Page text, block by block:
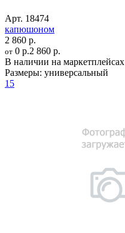
Арт. 18474
капюшоном
2 860 р.
от 0 р.2 860 р.
В наличии на маркетплейсах
Размеры: универсальный
15